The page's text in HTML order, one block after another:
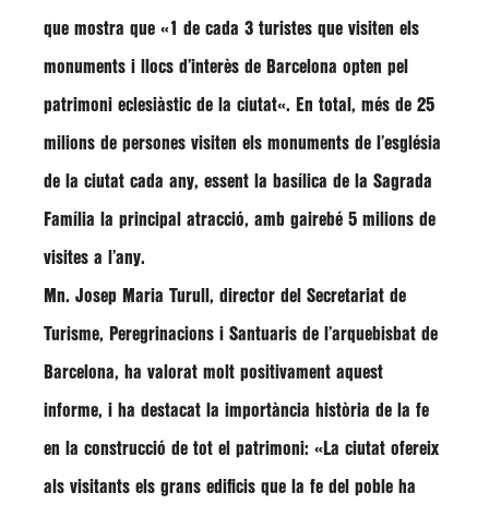
que mostra que «1 de cada 3 turistes que visiten els
monuments i llocs d’interès de Barcelona opten pel
patrimoni eclesiàstic de la ciutat«. En total, més de 25
milions de persones visiten els monuments de l’església
de la ciutat cada any, essent la basílica de la Sagrada
Família la principal atracció, amb gairebé 5 milions de
visites a l’any.
Mn. Josep Maria Turull, director del Secretariat de
Turisme, Peregrinacions i Santuaris de l’arquebisbat de
Barcelona, ha valorat molt positivament aquest
informe, i ha destacat la importància història de la fe
en la construcció de tot el patrimoni: « La ciutat ofereix
als visitants els grans edificis que la fe del poble ha